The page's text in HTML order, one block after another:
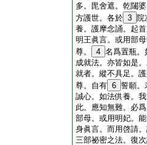
多。毘舍遮。乾闥
方護世。各於 3 院
養。護摩念誦。起
明王眞言。或用部
尊。
4 名爲置瓶。
成就法。亦皆如是
就者。縱不具足。
尊。自有 6 誓願。
誠心。如法供養。
此。應知無難。必
部母。或用明妃。
身眞言。而用啓請
三部祕密之法。復